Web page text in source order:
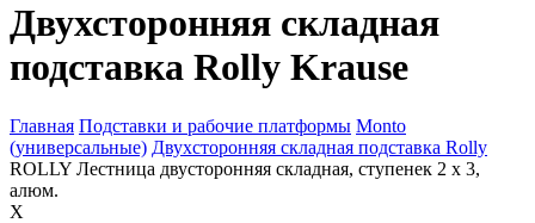
Двухсторонняя складная
подставка Rolly Krause
Главная Подставки и рабочие платформы Monto
(универсальные) Двухсторонняя складная подставка Rolly
ROLLY Лестница двусторонняя складная, ступенек 2 х 3,
алюм.
X